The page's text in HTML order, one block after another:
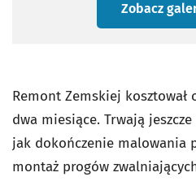
Zobacz
Remont Zemskiej kosztował
dwa miesiące. Trwają
jak dokończenie malowania
montaż progów